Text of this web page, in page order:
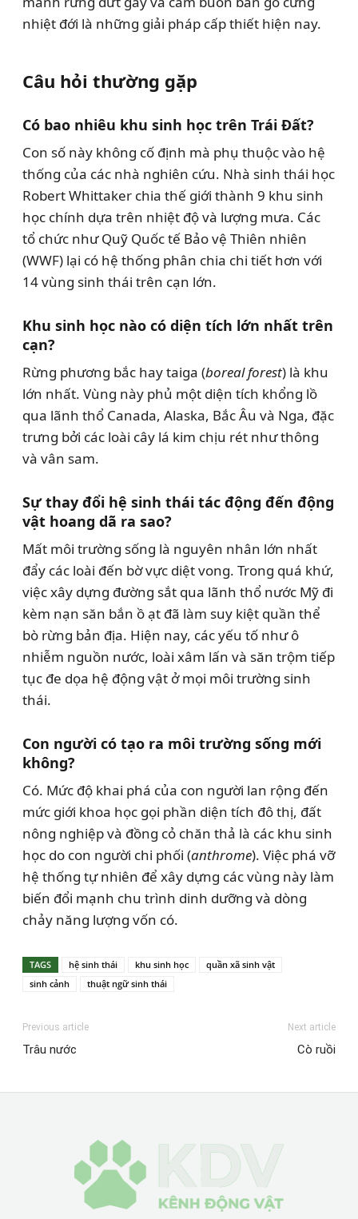
nhiệt đới là những giải pháp cấp thiết hiện nay.
Câu hỏi thường gặp
Có bao nhiêu khu sinh học trên Trái Đất?
Con số này không cố định mà phụ thuộc vào hệ
thống của các nhà nghiên cứu. Nhà sinh thái học
Robert Whittaker chia thế giới thành 9 khu sinh
học chính dựa trên nhiệt độ và lượng mưa. Các
tổ chức như Quỹ Quốc tế Bảo vệ Thiên nhiên
(WWF) lại có hệ thống phân chia chi tiết hơn với
14 vùng sinh thái trên cạn lớn.
Khu sinh học nào có diện tích lớn nhất trên
cạn?
Rừng phương bắc hay taiga (boreal forest) là khu
lớn nhất. Vùng này phủ một diện tích khổng lồ
qua lãnh thổ Canada, Alaska, Bắc Âu và Nga, đặc
trưng bởi các loài cây lá kim chịu rét như thông
và vân sam.
Sự thay đổi hệ sinh thái tác động đến động
vật hoang dã ra sao?
Mất môi trường sống là nguyên nhân lớn nhất
đẩy các loài đến bờ vực diệt vong. Trong quá khứ,
việc xây dựng đường sắt qua lãnh thổ nước Mỹ đi
kèm nạn săn bắn ồ ạt đã làm suy kiệt quần thể
bò rừng bản địa. Hiện nay, các yếu tố như ô
nhiễm nguồn nước, loài xâm lấn và săn trộm tiếp
tục đe dọa hệ động vật ở mọi môi trường sinh
thái.
Con người có tạo ra môi trường sống mới
không?
Có. Mức độ khai phá của con người lan rộng đến
mức giới khoa học gọi phần diện tích đô thị, đất
nông nghiệp và đồng cỏ chăn thả là các khu sinh
học do con người chi phối (anthrome). Việc phá vỡ
hệ thống tự nhiên để xây dựng các vùng này làm
biến đổi mạnh chu trình dinh dưỡng và dòng
chảy năng lượng vốn có.
TAGS hệ sinh thái khu sinh học
quần xã sinh vật
sinh cảnh
thuật ngữ sinh thái
Previous article
Trâu nước
Next article
Cò ruồi